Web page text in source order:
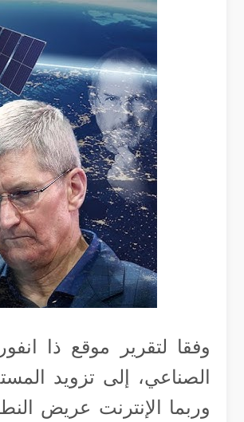
وفقا لتقرير موقع ذا
الصناعي، إلى تزويد
وربما الإنترنت عريض